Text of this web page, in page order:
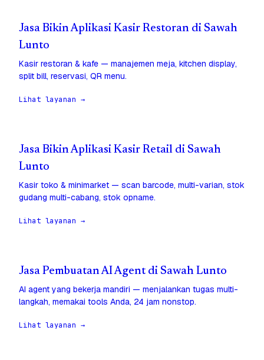
Jasa Bikin Aplikasi Kasir Restoran di Sawah
Lunto
Kasir restoran & kafe — manajemen meja, kitchen display,
split bill, reservasi, QR menu.
Lihat layanan →
Jasa Bikin Aplikasi Kasir Retail di Sawah
Lunto
Kasir toko & minimarket — scan barcode, multi-varian, stok
gudang multi-cabang, stok opname.
Lihat layanan →
Jasa Pembuatan AI Agent di Sawah Lunto
AI agent yang bekerja mandiri — menjalankan tugas multi-
langkah, memakai tools Anda, 24 jam nonstop.
Lihat layanan →